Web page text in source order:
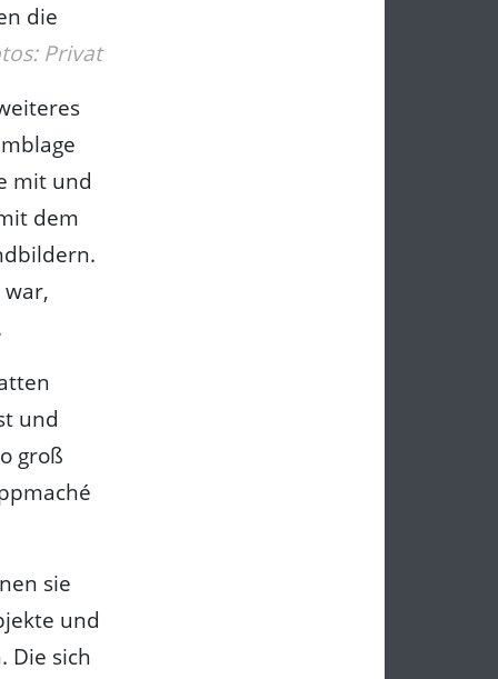
die
Privat
mit und
dem
und
groß
sie
und
Die sich